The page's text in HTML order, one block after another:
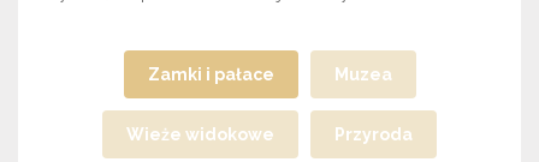
Zamki i pałace Muzea
Wieże widokowe Przyroda